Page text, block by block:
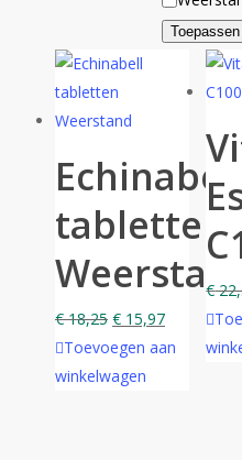
Toepassen
tabletten
€18,25 € 15,97
Toevoegen aan
winkelwagen
€